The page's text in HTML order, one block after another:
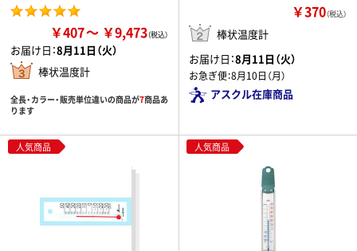
￥407 ￥9,473
お届け日：8月11日（火）
棒状温度計
全長・カラー・販売単位違いの商品が7商品あ
ります
￥370（税込）
棒状温度計
お届け日：8月11日（火）
お急ぎ便：8月10日（月）
アスクル在庫商品
人気商品 人気商品